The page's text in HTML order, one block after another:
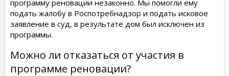
программу реновации незаконно. Мы помогли ему
подать жалобу в Роспотребнадзор и подать исковое
заявление в суд, в результате дом был исключен из
программы.
Можно ли отказаться от участия в
программе реновации?